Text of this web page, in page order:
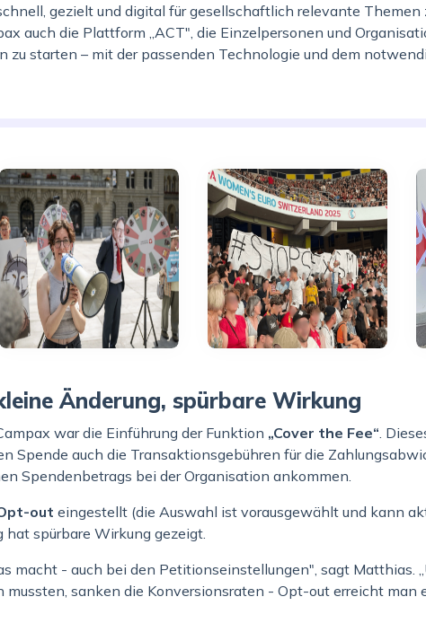
gezielt und digital für gesellschaftlich relevante Themen
auch die Plattform „ACT", die Einzelpersonen und
starten – mit der passenden Technologie und dem
Änderung, spürbare Wirkung
war die Einführung der Funktion „Cover the Fee“ .
Spende auch die Transaktionsgebühren für die
Spendenbetrags bei der Organisation ankommen.
out eingestellt (die Auswahl ist vorausgewählt und kann
spürbare Wirkung gezeigt.
macht - auch bei den Petitionseinstellungen", sagt Matthias.
sanken die Konversionsraten - Opt-out erreicht man